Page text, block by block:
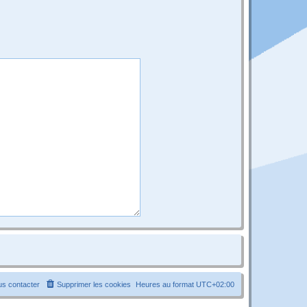
Heures au format UTC+02:00
Supprimer les cookies
contacter